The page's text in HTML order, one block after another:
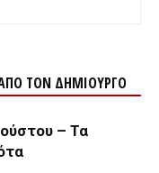
ΤΟΝ ΔΗΜΙΟΥΡΓΟ
– Τα